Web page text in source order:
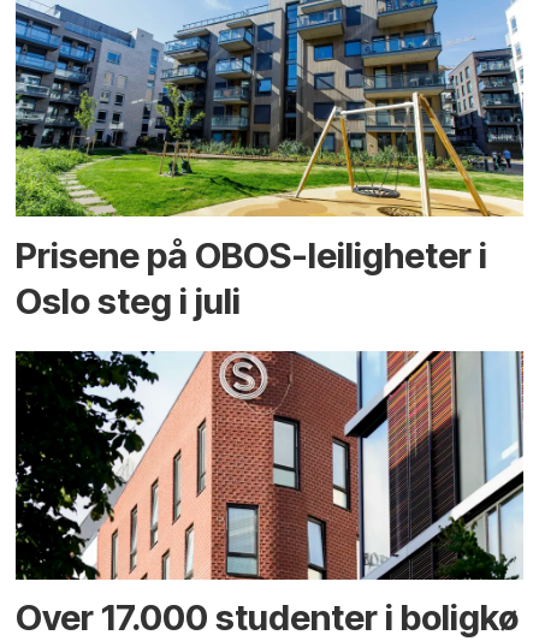
Prisene på OBOS-leiligheter i
Oslo steg i juli
Over 17.000 studenter i boligkø